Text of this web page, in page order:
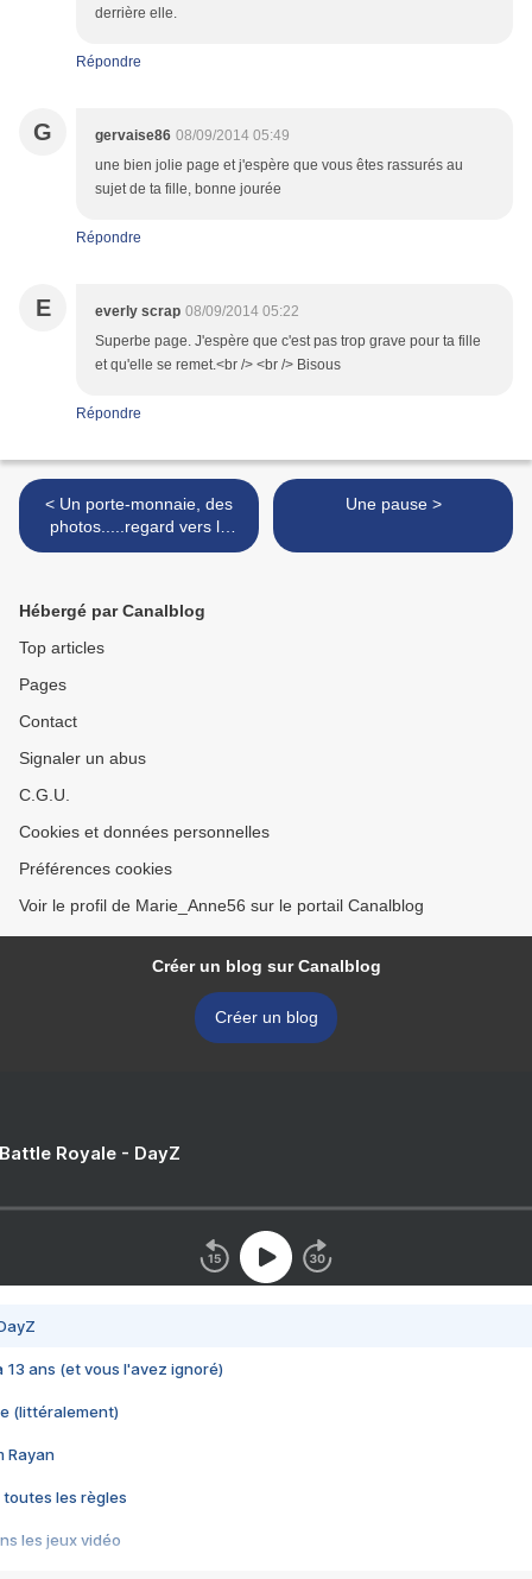
derrière elle.
Répondre
G gervaise86 08/09/2014 05:49
une bien jolie page et j'espère que vous êtes rassurés au
sujet de ta fille, bonne jourée
Répondre
E everly scrap 08/09/2014 05:22
Superbe page. J'espère que c'est pas trop grave pour ta fille
et qu'elle se remet.<br /> <br /> Bisous
Répondre
< Un porte-monnaie, des
photos.....regard vers le
passé.
Une pause >
Hébergé par Canalblog
Top articles
Pages
Contact
Signaler un abus
C.G.U.
Cookies et données personnelles
Préférences cookies
Voir le profil de Marie_Anne56 sur le portail Canalblog
Créer un blog sur Canalblog
Créer un blog
Royale - DayZ
13 ans (et vous l'avez ignoré)
(littéralement)
Rayan
toutes les règles
les jeux vidéo